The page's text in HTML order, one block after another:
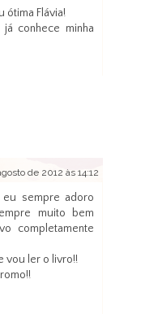
ótima Flávia!
conhece minha
de 2012 às 14:12
sempre adoro
muito bem
completamente
vou ler o livro!!